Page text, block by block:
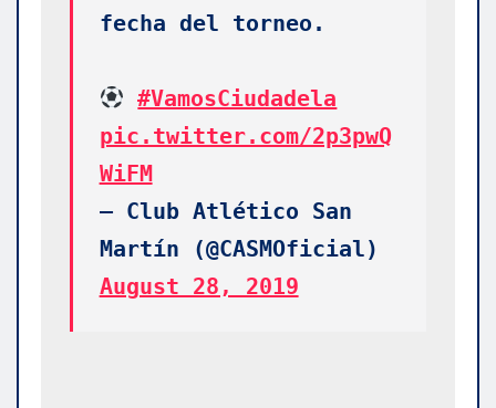
fecha del torneo.
#VamosCiudadela
pic.twitter.com/2p3pwQ
WiFM
— Club Atlético San
August 28, 2019